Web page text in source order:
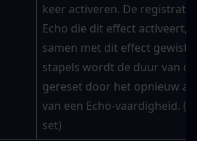
keer activeren. De
Echo die dit effect activeert,
samen met dit effect gewist.
stapels wordt de duur van
gereset door het opnieuw
van een Echo-vaardigheid.
set)